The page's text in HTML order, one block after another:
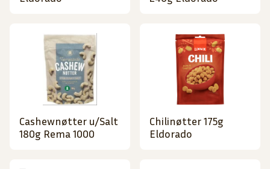
Cashewnøtter u/Salt
180g Rema 1000
Chilinøtter 175g
Eldorado